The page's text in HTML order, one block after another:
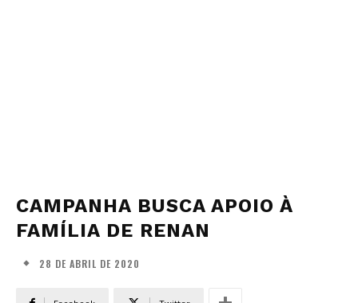
CAMPANHA BUSCA APOIO À
FAMÍLIA DE RENAN
28 DE ABRIL DE 2020